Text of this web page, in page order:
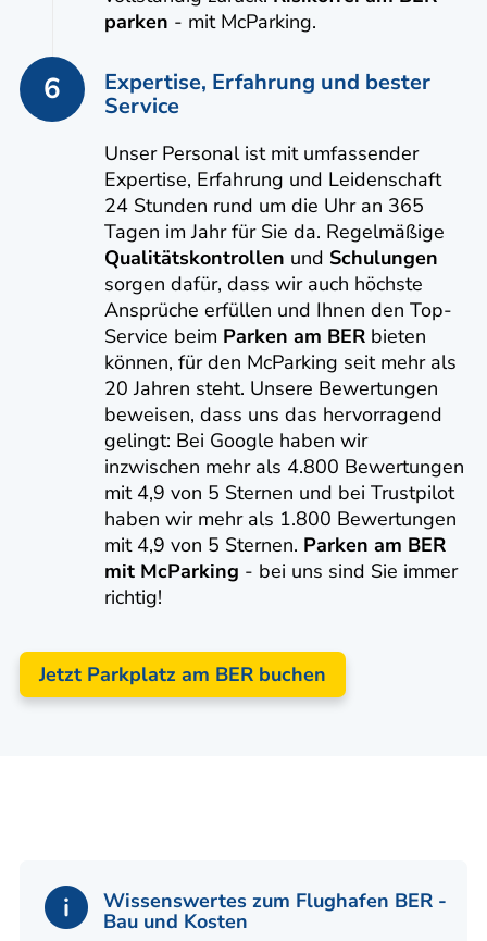
parken - mit McParking.
6
Expertise, Erfahrung und bester
Service
Unser Personal ist mit umfassender
Expertise, Erfahrung und Leidenschaft
24 Stunden rund um die Uhr an 365
Tagen im Jahr für Sie da. Regelmäßige
Qualitätskontrollen und Schulungen
sorgen dafür, dass wir auch höchste
Ansprüche erfüllen und Ihnen den Top-
Service beim Parken am BER bieten
können, für den McParking seit mehr als
20 Jahren steht. Unsere Bewertungen
beweisen, dass uns das hervorragend
gelingt: Bei Google haben wir
inzwischen mehr als 4.800 Bewertungen
mit 4,9 von 5 Sternen und bei Trustpilot
haben wir mehr als 1.800 Bewertungen
mit 4,9 von 5 Sternen. Parken am BER
mit McParking - bei uns sind Sie immer
richtig!
Jetzt Parkplatz am BER buchen
Wissenswertes zum Flughafen BER -
Bau und Kosten